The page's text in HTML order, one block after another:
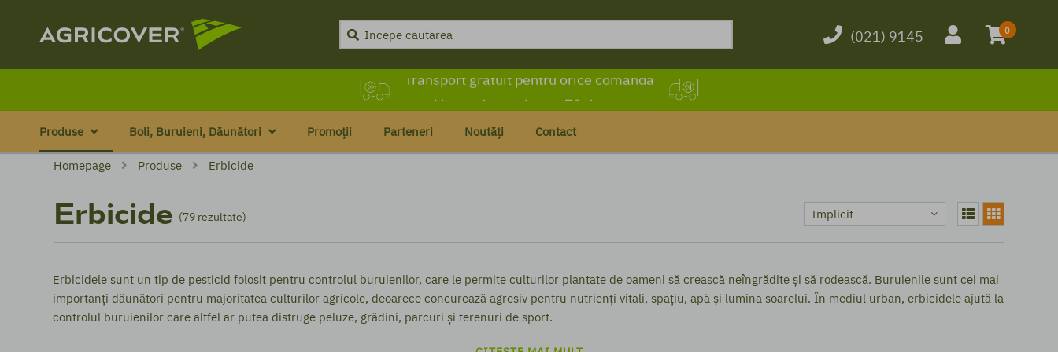
(021) 9145 0
Transport gratuit pentru orice comandă
Livrare în maximum 72 de ore
Produse Boli, Buruieni, Dăunători Promoții Parteneri Noutăți Contact
Homepage Produse Erbicide
Erbicide (79 rezultate) Implicit
Erbicidele sunt un tip de pesticid folosit pentru controlul buruienilor, care le permite culturilor plantate de oameni să crească neîngrădite și să rodească. Buruienile sunt cei mai
importanți dăunători pentru majoritatea culturilor agricole, deoarece concurează agresiv pentru nutrienți vitali, spațiu, apă și lumina soarelui. În mediul urban, erbicidele ajută la
controlul buruienilor care altfel ar putea distruge peluze, grădini, parcuri și terenuri de sport.